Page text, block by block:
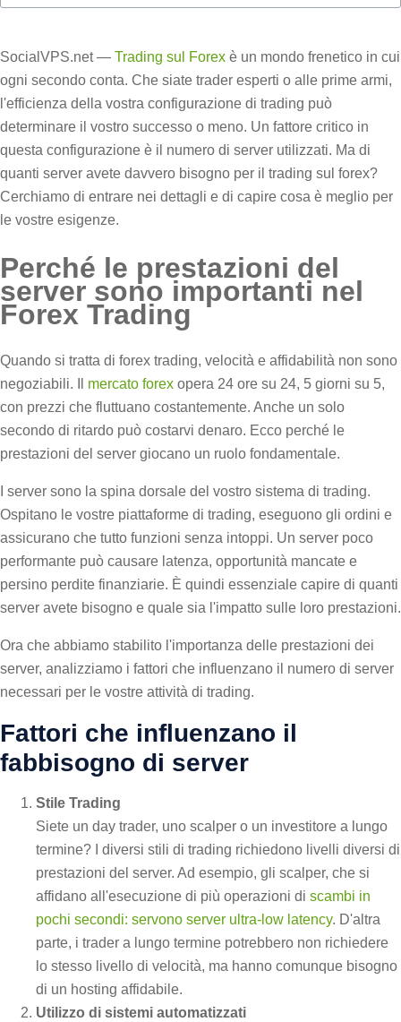
SocialVPS.net — Trading sul Forex è un mondo frenetico in cui
ogni secondo conta. Che siate trader esperti o alle prime armi,
l'efficienza della vostra configurazione di trading può
determinare il vostro successo o meno. Un fattore critico in
questa configurazione è il numero di server utilizzati. Ma di
quanti server avete davvero bisogno per il trading sul forex?
Cerchiamo di entrare nei dettagli e di capire cosa è meglio per
le vostre esigenze.
Perché le prestazioni del
server sono importanti nel
Forex Trading
Quando si tratta di forex trading, velocità e affidabilità non sono
negoziabili. Il mercato forex opera 24 ore su 24, 5 giorni su 5,
con prezzi che fluttuano costantemente. Anche un solo
secondo di ritardo può costarvi denaro. Ecco perché le
prestazioni del server giocano un ruolo fondamentale.
I server sono la spina dorsale del vostro sistema di trading.
Ospitano le vostre piattaforme di trading, eseguono gli ordini e
assicurano che tutto funzioni senza intoppi. Un server poco
performante può causare latenza, opportunità mancate e
persino perdite finanziarie. È quindi essenziale capire di quanti
server avete bisogno e quale sia l'impatto sulle loro prestazioni.
Ora che abbiamo stabilito l'importanza delle prestazioni dei
server, analizziamo i fattori che influenzano il numero di server
necessari per le vostre attività di trading.
Fattori che influenzano il
fabbisogno di server
Stile Trading
Siete un day trader, uno scalper o un investitore a lungo
termine? I diversi stili di trading richiedono livelli diversi di
prestazioni del server. Ad esempio, gli scalper, che si
affidano all'esecuzione di più operazioni di scambi in
pochi secondi: servono server ultra-low latency. D'altra
parte, i trader a lungo termine potrebbero non richiedere
lo stesso livello di velocità, ma hanno comunque bisogno
di un hosting affidabile.
Utilizzo di sistemi automatizzati